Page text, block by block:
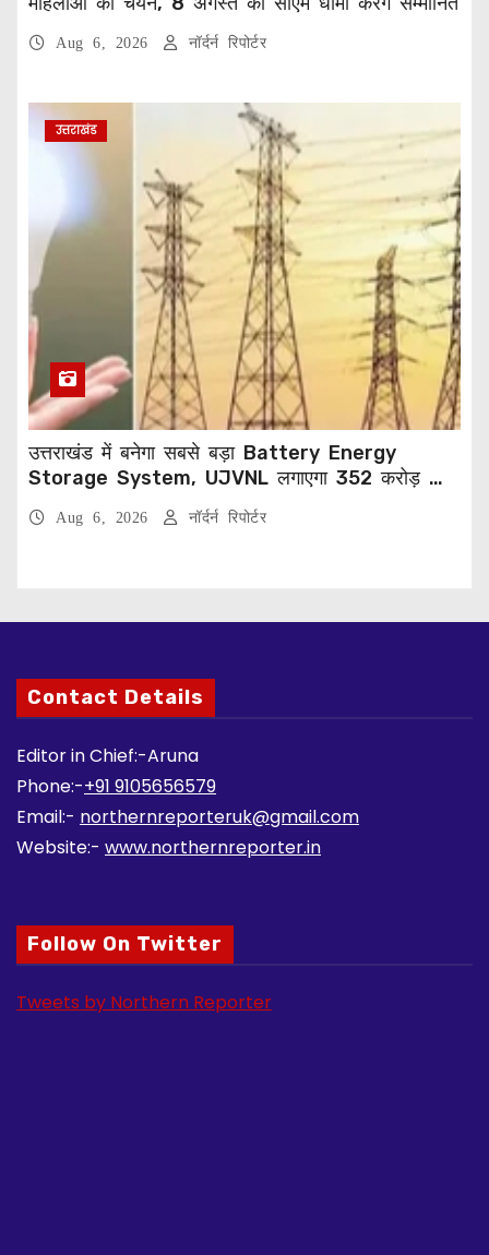
Aug 6, 2026 नॉर्दर्न रिपोर्टर
उत्तराखंड
उत्तराखंड में बनेगा सबसे बड़ा Battery Energy
Storage System, UJVNL लगाएगा 352 करोड़ का
Aug 6, 2026 नॉर्दर्न रिपोर्टर
Contact Details
Editor in Chief:-Aruna
Phone:-+91 9105656579
Email:- northernreporteruk@gmail.com
Website:- www.northernreporter.in
Follow On Twitter
Tweets by Northern Reporter